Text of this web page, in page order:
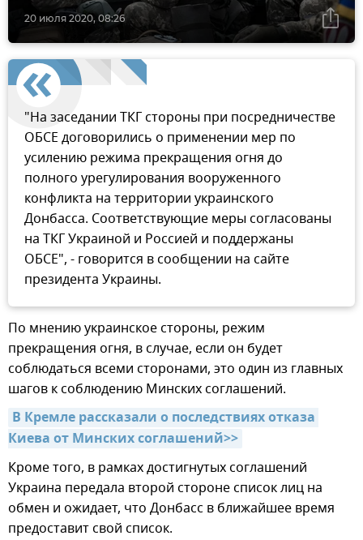
20 июля 2020, 08:26
"На заседании ТКГ стороны при посредничестве
ОБСЕ договорились о применении мер по
усилению режима прекращения огня до
полного урегулирования вооруженного
конфликта на территории украинского
Донбасса. Соответствующие меры согласованы
на ТКГ Украиной и Россией и поддержаны
ОБСЕ", - говорится в сообщении на сайте
президента Украины.
По мнению украинское стороны, режим
прекращения огня, в случае, если он будет
соблюдаться всеми сторонами, это один из главных
шагов к соблюдению Минских соглашений.
В Кремле рассказали о последствиях отказа
Киева от Минских соглашений>>
Кроме того, в рамках достигнутых соглашений
Украина передала второй стороне список лиц на
обмен и ожидает, что Донбасс в ближайшее время
предоставит свой список.